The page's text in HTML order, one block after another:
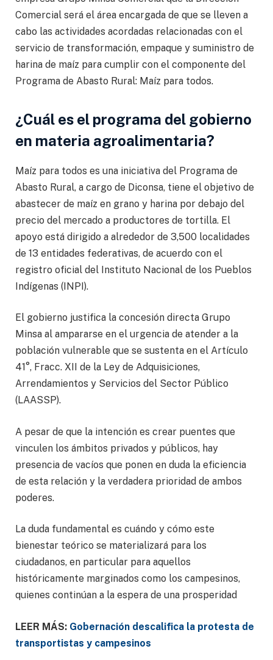
Comercial será el área encargada de que se lleven a
cabo las actividades acordadas relacionadas con el
servicio de transformación, empaque y suministro de
harina de maíz para cumplir con el componente del
Programa de Abasto Rural: Maíz para todos.
¿Cuál es el programa del gobierno
en materia agroalimentaria?
Maíz para todos es una iniciativa del Programa de
Abasto Rural, a cargo de Diconsa, tiene el objetivo de
abastecer de maíz en grano y harina por debajo del
precio del mercado a productores de tortilla. El
apoyo está dirigido a alrededor de 3,500 localidades
de 13 entidades federativas, de acuerdo con el
registro oficial del Instituto Nacional de los Pueblos
Indígenas (INPI).
El gobierno justifica la concesión directa Grupo
Minsa al ampararse en el urgencia de atender a la
población vulnerable que se sustenta en el Artículo
41°, Fracc. XII de la Ley de Adquisiciones,
Arrendamientos y Servicios del Sector Público
(LAASSP).
A pesar de que la intención es crear puentes que
vinculen los ámbitos privados y públicos, hay
presencia de vacíos que ponen en duda la eficiencia
de esta relación y la verdadera prioridad de ambos
poderes.
La duda fundamental es cuándo y cómo este
bienestar teórico se materializará para los
ciudadanos, en particular para aquellos
históricamente marginados como los campesinos,
quienes continúan a la espera de una prosperidad
LEER MÁS: Gobernación descalifica la protesta de
transportistas y campesinos